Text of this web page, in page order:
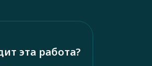
эта работа?